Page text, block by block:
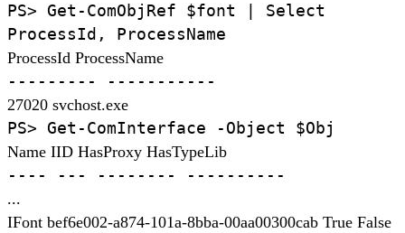
PS> Get-ComObjRef $font
Select
ProcessId, ProcessName
ProcessId ProcessName
--------- -----------
27020 svchost.exe
PS> Get-ComInterface -Object $Obj
Name IID HasProxy HasTypeLib
---- --- -------- ----------
...
IFont bef6e002-a874-101a-8bba-00aa00300cab True False